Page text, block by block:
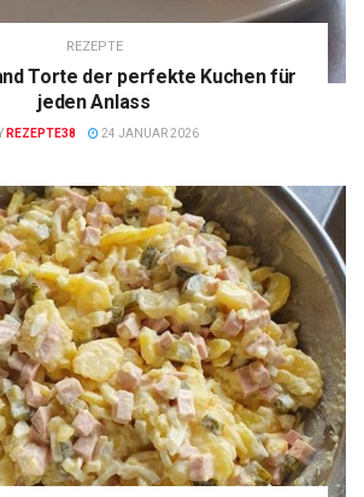
REZEPTE
Torte der perfekte Kuchen für
jeden Anlass
REZEPTE38 24 JANUAR 2026